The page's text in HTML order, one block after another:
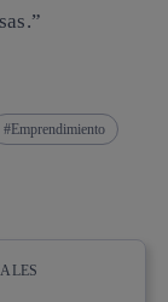
Emprendimiento